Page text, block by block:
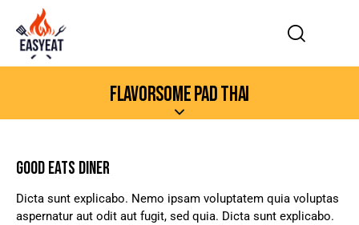
FLAVORSOME PAD THAI
GOOD EATS DINER
Dicta sunt explicabo. Nemo ipsam voluptatem quia voluptas
aspernatur aut odit aut fugit, sed quia. Dicta sunt explicabo.